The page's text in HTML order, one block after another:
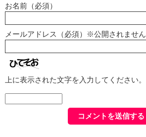
お名前（必須）
メールアドレス（必須）※公開されません
上に表示された文字を入力してください。